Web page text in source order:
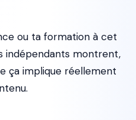
ou ta formation à cet
indépendants montrent,
ça implique réellement